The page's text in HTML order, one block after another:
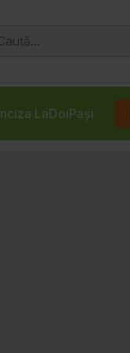
LaDoiPași